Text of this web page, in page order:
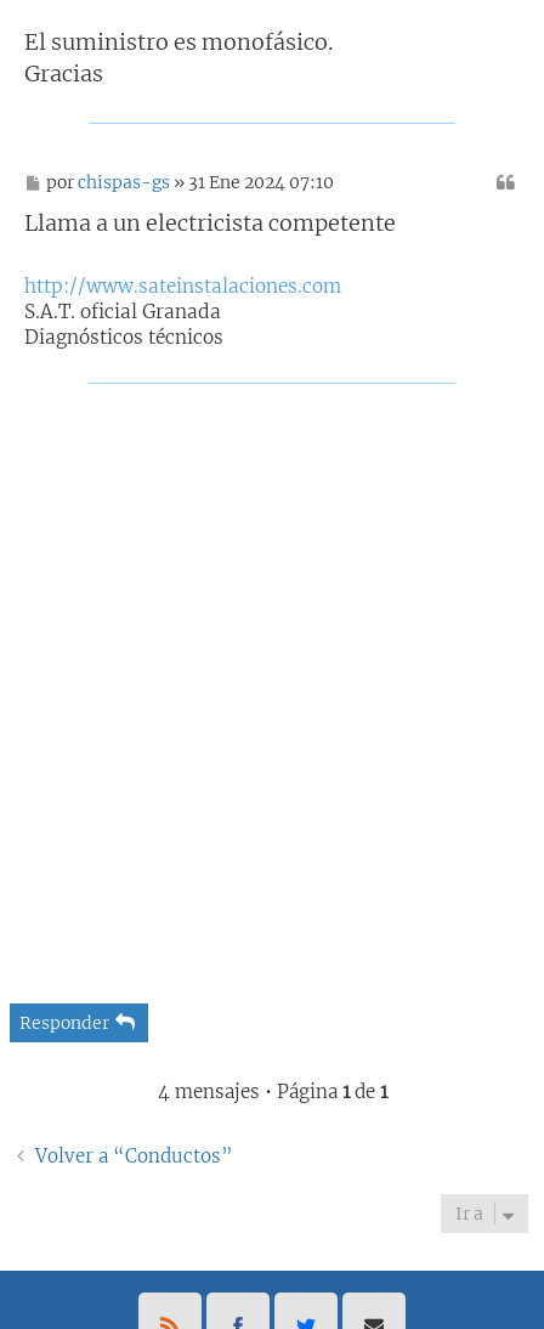
El suministro es monofásico.
Gracias
M
n
j
e
porchispas-gs » 31 Ene 2024 07:10
Llama a un electricista competente
http://www.sateinstalaciones.com
S.A.T. oficial Granada
Diagnósticos técnicos
Responder
4 mensajes • Página 1de 1
Volver a “Conductos”
Ir a